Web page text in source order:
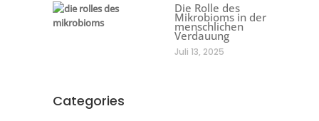
Die Rolle des
Mikrobioms in der
menschlichen
Verdauung
Juli 13, 2025
Categories